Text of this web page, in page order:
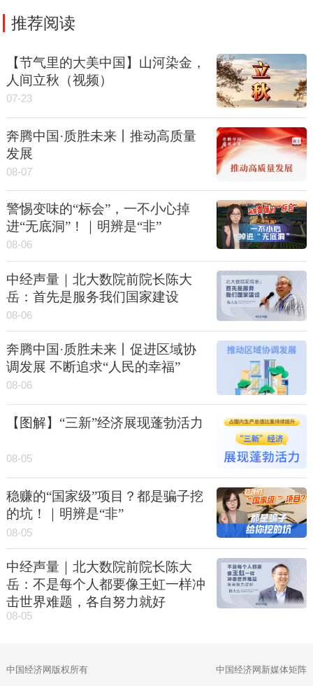
推荐阅读
【节气里的大美中国】山河染金，
人间立秋（视频）
07-23
奔腾中国·质胜未来丨推动高质量
发展
08-07
警惕变味的“标会”，一不小心掉
进“无底洞”！｜明辨是“非”
08-06
中经声量｜北大数院前院长陈大
岳：首先是服务我们国家建设
08-06
奔腾中国·质胜未来丨促进区域协
调发展 不断追求“人民的幸福”
08-06
【图解】“三新”经济展现蓬勃活力
08-05
稳赚的“国家级”项目？都是骗子挖
的坑！｜明辨是“非”
08-05
中经声量｜北大数院前院长陈大
岳：不是每个人都要像王虹一样冲
击世界难题，各自努力就好
08-05
中国经济网版权所有 中国经济网新媒体矩阵